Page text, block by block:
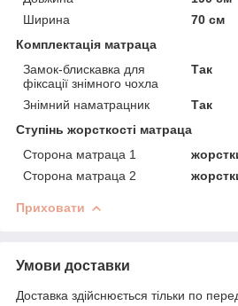
Ширина
70 см
Комплектація матраца
Замок-блискавка для
фіксації знімного чохла
Так
Знімний наматрацник
Так
Ступінь жорсткості матраца
Сторона матраца 1
Сторона матраца 2
Приховати
Умови доставки
Доставка здійснюється тільки по